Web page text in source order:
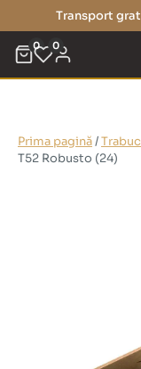
Transport
0 0
Prima pagină/
T52 Robusto (24)